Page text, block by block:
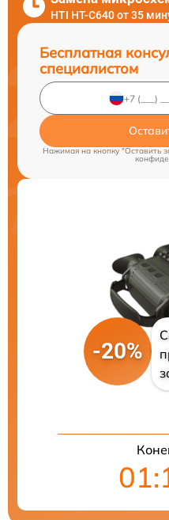
HTI HT-C640 от 35
Бесплатная
специалистом
Нажимая на кнопку "Оставить
-20%